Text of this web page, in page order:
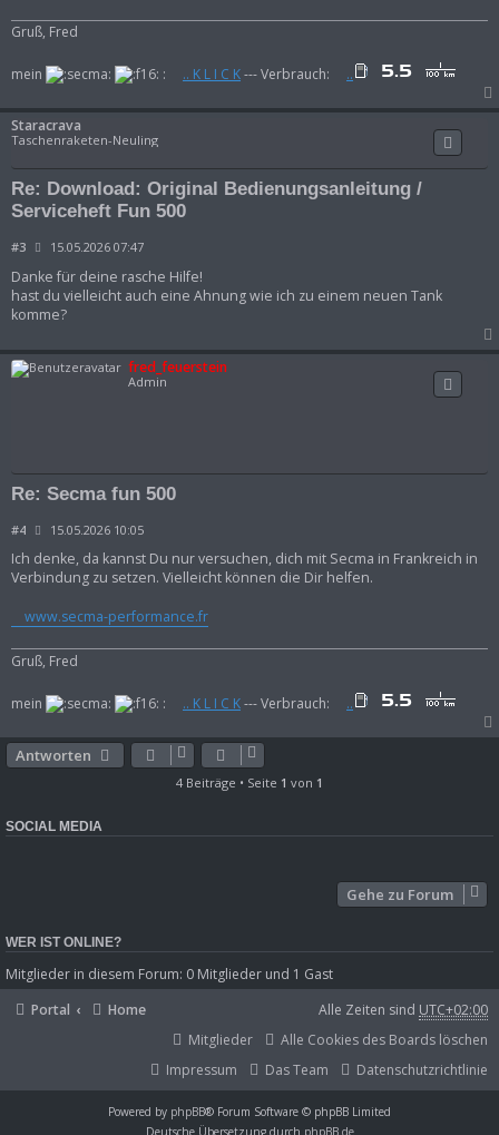
Gruß, Fred
mein : .. K L I C K--- Verbrauch:
..
Staracrava
Taschenraketen-Neuling
Re: Download: Original Bedienungsanleitung /
Serviceheft Fun 500
#3
B
i
t
r
a
15.05.2026 07:47
Danke für deine rasche Hilfe!
hast du vielleicht auch eine Ahnung wie ich zu einem neuen Tank
komme?
fred_feuerstein
Admin
Re: Secma fun 500
#4
B
i
t
r
g
15.05.2026 10:05
Ich denke, da kannst Du nur versuchen, dich mit Secma in Frankreich in
Verbindung zu setzen. Vielleicht können die Dir helfen.
www.secma-performance.fr
Gruß, Fred
mein : .. K L I C K--- Verbrauch:
..
Antworten
4 Beiträge • Seite 1 von 1
SOCIAL MEDIA
Gehe zu Forum
WER IST ONLINE?
Mitglieder in diesem Forum: 0 Mitglieder und 1 Gast
Portal
Home Alle Zeiten sind UTC+02:00
Alle Cookies des Boards löschen
Mitglieder
Datenschutzrichtlinie
Das Team
Impressum
Powered by phpBB® Forum Software © phpBB Limited
Deutsche Übersetzung durch phpBB.de